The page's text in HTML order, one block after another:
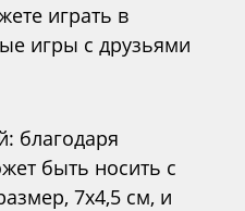
играть в
игры с друзьями
благодаря
быть носить с
7x4,5 см, и